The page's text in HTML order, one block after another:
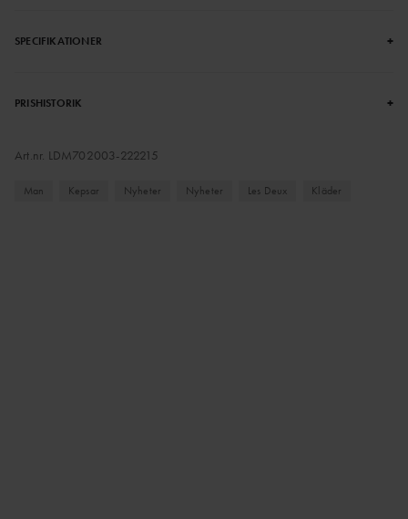
SPECIFIKATIONER +
PRISHISTORIK +
Art.nr. LDM702003-222215
Man Kepsar Nyheter Nyheter Les Deux Kläder